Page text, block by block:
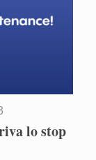
lo stop